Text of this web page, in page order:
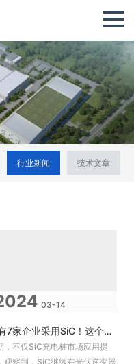
行业新闻 技术文章
03-14
又有7家企业采用SiC！这个市场爆发在即？
，不仅SiC充电桩市场应用提
观察到，SiC继续在光伏逆变器